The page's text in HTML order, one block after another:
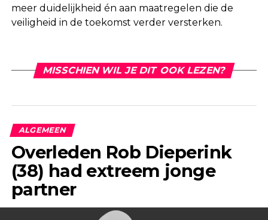
meer duidelijkheid én aan maatregelen die de
veiligheid in de toekomst verder versterken.
MISSCHIEN WIL JE DIT OOK LEZEN?
ALGEMEEN
Overleden Rob Dieperink
(38) had extreem jonge
partner